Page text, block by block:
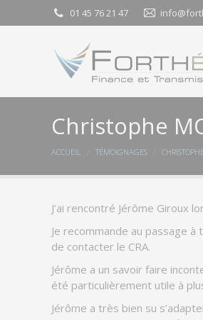
01 45 76 21 47
Christophe
Vous êtes ici :
ACCUEIL TÉMOIGNAGES
J’ai rencontré Jérôme Giroux
Je recommande au passage
de contacter le CRA.
Jérôme a un savoir faire
été particulièrement utile à
Jérôme a très bien su
01 45 76 21 47